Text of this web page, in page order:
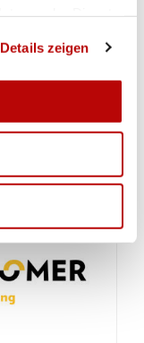
Details zeigen